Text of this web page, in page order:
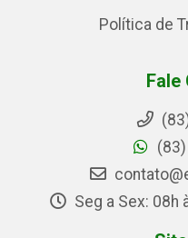
Política de
Fale
Seg a Sex: 08h